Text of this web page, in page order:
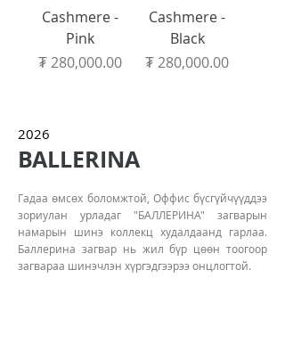
Cashmere -
Pink
Price
₮ 280,000.00
Cashmere -
Black
Price
₮ 280,000.00
2026
BALLERINA
Гадаа өмсөх боломжтой, Оффис бүсгүйчүүддээ
зориулан урладаг "БАЛЛЕРИНА" загварын
намарын шинэ коллекц худалдаанд гарлаа.
Баллерина загвар нь жил бүр цөөн тоогоор
загвараа шинэчлэн хүргэдгээрээ онцлогтой. ​